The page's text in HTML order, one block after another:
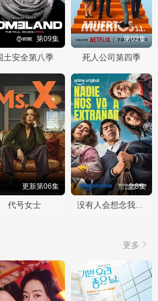
第09集
土安全第八季
第03集
死人公司第四季
更新第06集
代号女士
全8集
没有人会想念我们第二季
更多